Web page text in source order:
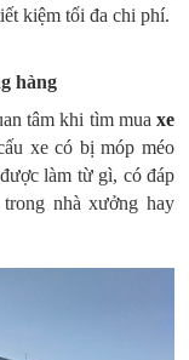
kiệm tối đa chi phí.
hàng
tâm khi tìm mua xe
xe có bị móp méo
làm từ gì, có đáp
nhà xưởng hay